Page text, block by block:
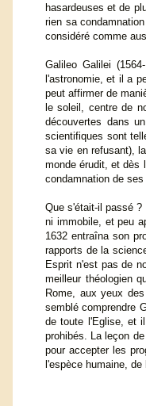
hasardeuses et de
rien sa
considéré comme
Galileo Galilei
l'astronomie, et il a
peut affirmer de
le soleil, centre de
découvertes dans
scientifiques sont
sa vie en refusant),
monde érudit, et dès
condamnation de
Que s'était-il passé
ni immobile, et peu
1632 entraîna son
rapports de la
Esprit n'est pas de
meilleur théologien
Rome, aux yeux
semblé comprendre
de toute l'Eglise, et
prohibés. La leçon
pour accepter les
l'espèce humaine,